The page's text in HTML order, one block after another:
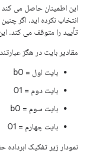
این اطمینان حاصل می کند
انتخاب نکرده اید. اگر
تأیید را متوقف می کند.
مقادیر بایت در هگز
بایت اول = b0
بایت دوم = 01
بایت سوم = b0
بایت چهارم = 01
نمودار زیر تفکیک